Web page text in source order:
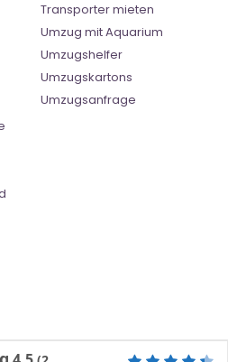
Transporter mieten
Umzug mit Aquarium
Umzugshelfer
Umzugskartons
Umzugsanfrage